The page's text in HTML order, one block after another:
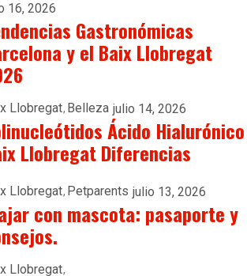
16, 2026
Gastronómicas
y el Baix Llobregat
Llobregat Belleza julio 14, 2026
Ácido Hialurónico
Llobregat Diferencias
Llobregat Petparents julio 13, 2026
con mascota: pasaporte y
Llobregat